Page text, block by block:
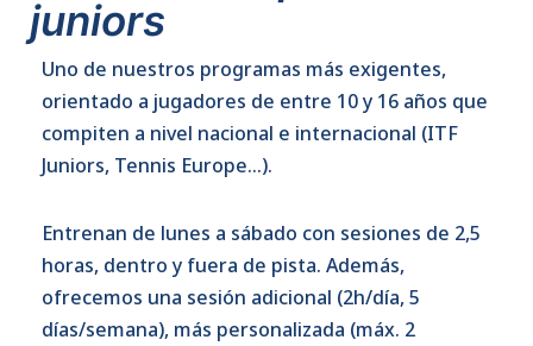
juniors
Uno de nuestros programas más exigentes,
orientado a jugadores de entre 10 y 16 años que
compiten a nivel nacional e internacional (ITF
Juniors, Tennis Europe…).
Entrenan de lunes a sábado con sesiones de 2,5
horas, dentro y fuera de pista. Además,
ofrecemos una sesión adicional (2h/día, 5
días/semana), más personalizada (máx. 2